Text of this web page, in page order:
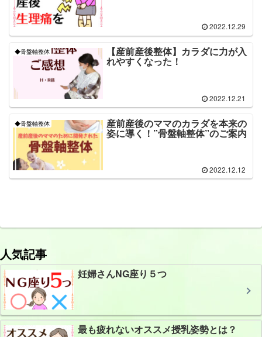
2022.12.29
◆骨盤軸整体 【産前産後整体】カラダに力が入
れやすくなった！
2022.12.21
◆骨盤軸整体 産前産後のママのカラダを本来の
姿に導く！”骨盤軸整体”のご案内
2022.12.12
人気記事
妊婦さんNG座り５つ
最も疲れないオススメ授乳姿勢とは？